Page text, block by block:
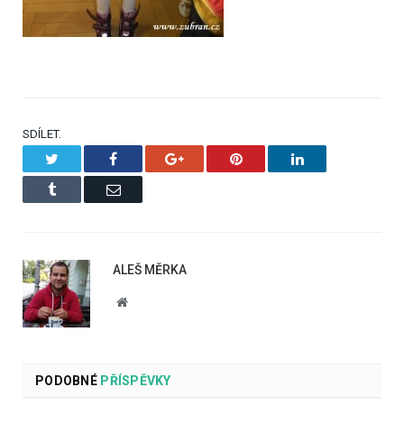
SDÍLET.
Facebook Google+ Pinterest LinkedIn
Tumblr Email
ALEŠ MĚRKA
Website
PODOBNÉPŘÍSPĚVKY